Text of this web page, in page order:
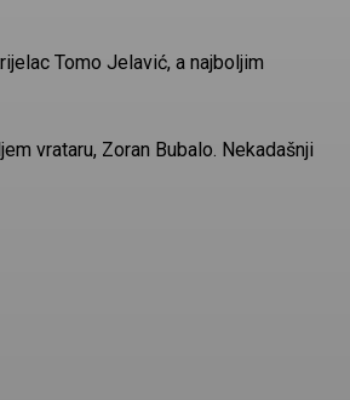
Tomo Jelavić, a najboljim
vrataru, Zoran Bubalo. Nekadašnji